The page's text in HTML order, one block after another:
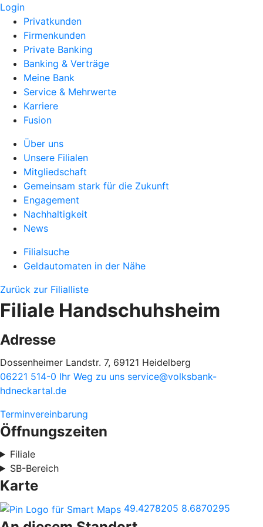
Login
Privatkunden
Firmenkunden
Private Banking
Banking & Verträge
Meine Bank
Service & Mehrwerte
Karriere
Fusion
Über uns
Unsere Filialen
Mitgliedschaft
Gemeinsam stark für die Zukunft
Engagement
Nachhaltigkeit
News
Filialsuche
Geldautomaten in der Nähe
Zurück zur Filialliste
Filiale Handschuhsheim
Adresse
Dossenheimer Landstr. 7, 69121 Heidelberg
06221 514-0 Ihr Weg zu uns service@volksbank-
hdneckartal.de
Terminvereinbarung
Öffnungszeiten
Filiale
SB-Bereich
Karte
49.4278205 8.6870295